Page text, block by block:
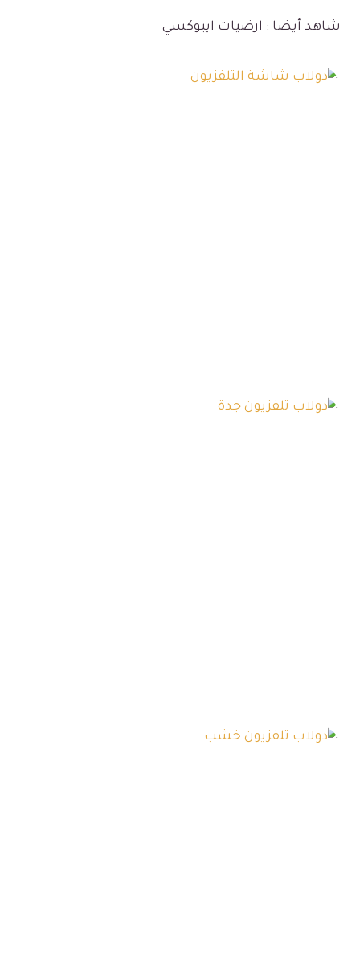
شاهد أيضا : ارضيات ايبوكسي